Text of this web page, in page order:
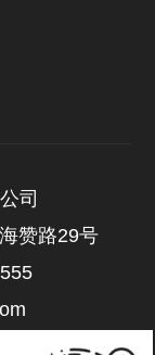
司
赞路29号